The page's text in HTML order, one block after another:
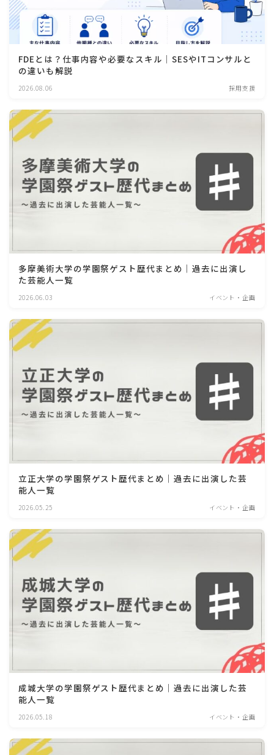
FDEとは？仕事内容や必要なスキル│SESやITコンサルと
の違いも解説
2026.08.06 採用支援
多摩美術大学の学園祭ゲスト歴代まとめ｜過去に出演し
た芸能人一覧
2026.06.03 イベント・企画
立正大学の学園祭ゲスト歴代まとめ｜過去に出演した芸
能人一覧
2026.05.25 イベント・企画
成城大学の学園祭ゲスト歴代まとめ｜過去に出演した芸
能人一覧
2026.05.18 イベント・企画